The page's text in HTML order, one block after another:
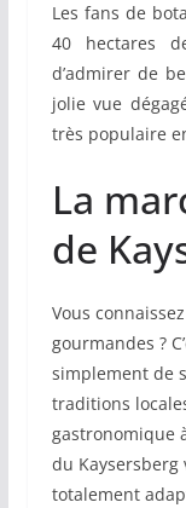
Les fans de
40 hectares
d’admirer de
jolie vue
très populaire
La
de
Vous
gourmandes ?
simplement de
traditions
gastronomique
du Kaysersberg
totalement